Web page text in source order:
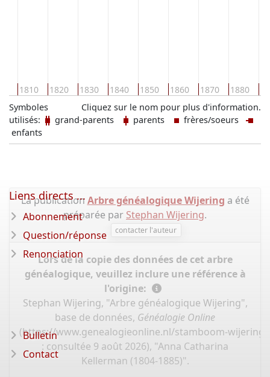
1810 1820 1830 1840 1850 1860 1870 1880
Cliquez sur le nom pour plus d'information.
Symboles
utilisés:
grand-parents parents
frères/soeurs
enfants
La publicationArbre généalogique Wijering a été
préparée par Stephan Wijering.
contacter l'auteur
Lors de la copie des données de cet arbre
généalogique, veuillez inclure une référence à
l'origine:
Stephan Wijering, "Arbre généalogique Wijering",
base de données, Généalogie Online
(https://www.genealogieonline.nl/stamboom-wijering/
: consultée 9 août 2026), "Anna Catharina
Kellerman (1804-1885)".
Liens directs ...
Abonnement
Question/réponse
Renonciation
Bulletin
Contact